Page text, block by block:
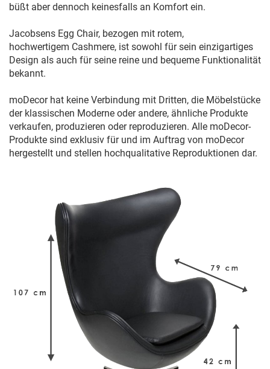
büßt aber dennoch keinesfalls an Komfort ein.
Jacobsens Egg Chair, bezogen mit rotem,
hochwertigem Cashmere, ist sowohl für sein einzigartiges
Design als auch für seine reine und bequeme Funktionalität
bekannt.
moDecor hat keine Verbindung mit Dritten, die Möbelstücke
der klassischen Moderne oder andere, ähnliche Produkte
verkaufen, produzieren oder reproduzieren. Alle moDecor-
Produkte sind exklusiv für und im Auftrag von moDecor
hergestellt und stellen hochqualitative Reproduktionen dar.